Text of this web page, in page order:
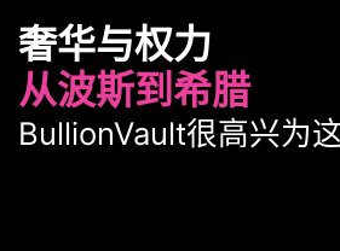
奢华与权力
从波斯到希腊
BullionVault很高兴为